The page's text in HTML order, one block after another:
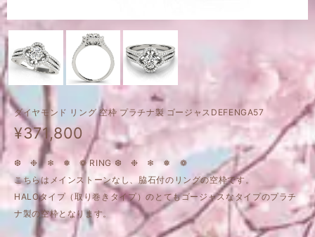
ダイヤモンド リング 空枠 プラチナ製 ゴージャスDEFENGA57
¥371,800
❆ ❉ ❄ ❅ ❁ RING ❆ ❉ ❄ ❅ ❁
こちらはメインストーンなし、脇石付のリングの空枠です。
HALOタイプ（取り巻きタイプ）のとてもゴージャスなタイプのプラチ
ナ製の空枠となります。